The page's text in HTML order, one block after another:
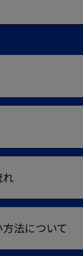
れ
法について